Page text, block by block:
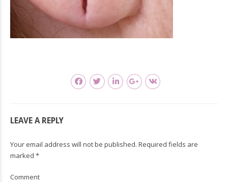
LEAVE A REPLY
Your email address will not be published. Required fields are
marked *
Comment